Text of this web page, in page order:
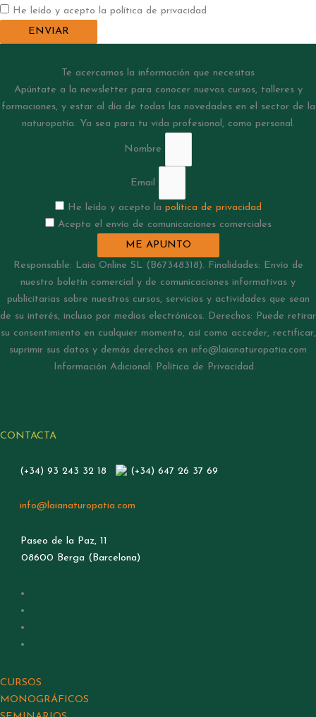
He leído y acepto la política de privacidad
ENVIAR
Te acercamos la información que necesitas
Apúntate a la newsletter para conocer nuevos cursos, talleres y
formaciones, y estar al día de todas las novedades en el sector de la
naturopatía. Ya sea para tu vida profesional, como personal.
Nombre
Email
He leído y acepto la política de privacidad
Acepto el envío de comunicaciones comerciales
ME APUNTO
Responsable: Laia Online SL (B67348318). Finalidades: Envío de
nuestro boletín comercial y de comunicaciones informativas y
publicitarias sobre nuestros cursos, servicios y actividades que sean
de su interés, incluso por medios electrónicos. Derechos: Puede retirar
su consentimiento en cualquier momento, así como acceder, rectificar,
suprimir sus datos y demás derechos en info@laianaturopatia.com
Información Adicional: Política de Privacidad.
CONTACTA
(+34) 93 243 32 18 (+34) 647 26 37 69
info@laianaturopatia.com
Paseo de la Paz, 11
08600 Berga (Barcelona)
CURSOS
MONOGRÁFICOS